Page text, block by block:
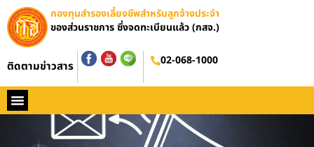
กองทุนสำรองเลี้ยงชีพสำหรับลูกจ้างประจำ
ของส่วนราชการ ซึ่งจดทะเบียนแล้ว (กสจ.)
ติดตามข่าวสาร 02-068-1000